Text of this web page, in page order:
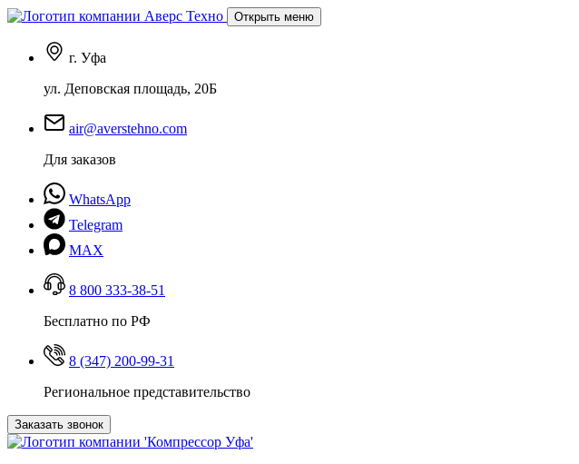
Открыть меню
г. Уфа
ул. Деповская площадь, 20Б
air@averstehno.com
Для заказов
WhatsApp
Telegram
MAX
8 800 333-38-51
Бесплатно по РФ
8 (347) 200-99-31
Региональное представительство
Заказать звонок